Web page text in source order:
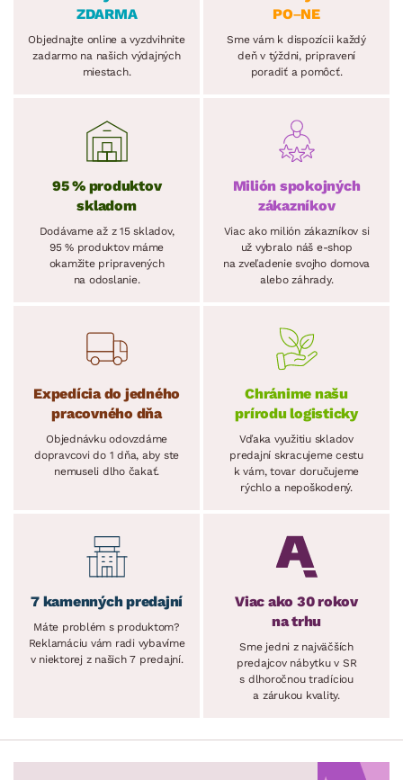
ZDARMA
Objednajte online a vyzdvihnite
zadarmo na našich výdajných
miestach.
PO–NE
Sme vám k dispozícii každý
deň v týždni, pripravení
poradiť a pomôcť.
95 % produktov
skladom
Dodávame až z 15 skladov,
95 % produktov máme
okamžite pripravených
na odoslanie.
Milión spokojných
zákazníkov
Viac ako milión zákazníkov si
už vybralo náš e-shop
na zveľadenie svojho domova
alebo záhrady.
Expedícia do jedného
pracovného dňa
Objednávku odovzdáme
dopravcovi do 1 dňa, aby ste
nemuseli dlho čakať.
Chránime našu
prírodu logisticky
Vďaka využitiu skladov
predajní skracujeme cestu
k vám, tovar doručujeme
rýchlo a nepoškodený.
7 kamenných predajní
Máte problém s produktom?
Reklamáciu vám radi vybavíme
v niektorej z našich 7 predajní.
Viac ako 30 rokov
na trhu
Sme jedni z najväčších
predajcov nábytku v SR
s dlhoročnou tradíciou
a zárukou kvality.